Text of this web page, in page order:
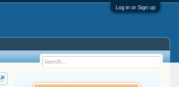
Log in or Sign up